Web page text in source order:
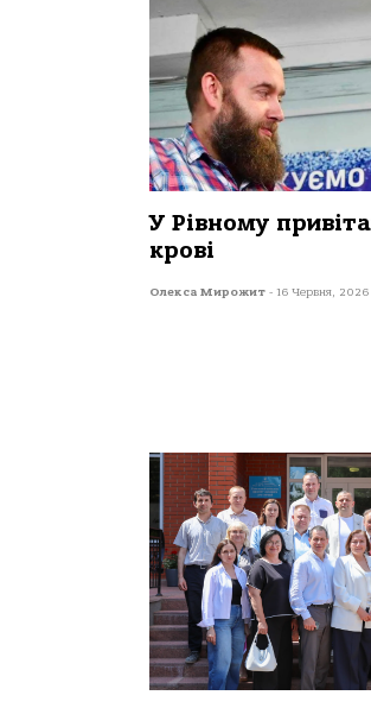
У Рівному
крові
Олекса Мирожит - 16 Червня, 2026